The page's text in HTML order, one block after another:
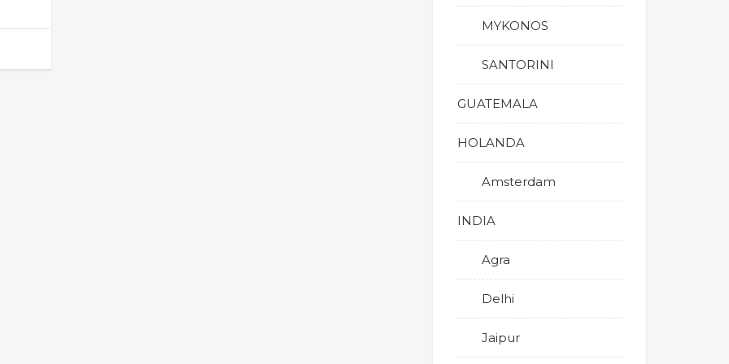
MYKONOS
SANTORINI
GUATEMALA
HOLANDA
Amsterdam
INDIA
Agra
Delhi
Jaipur